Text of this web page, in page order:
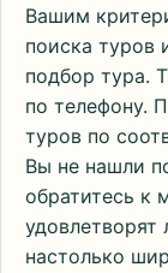
Вашим
поиска туров
подбор тура.
по телефону.
туров по
Вы не нашли
обратитесь к
настолько